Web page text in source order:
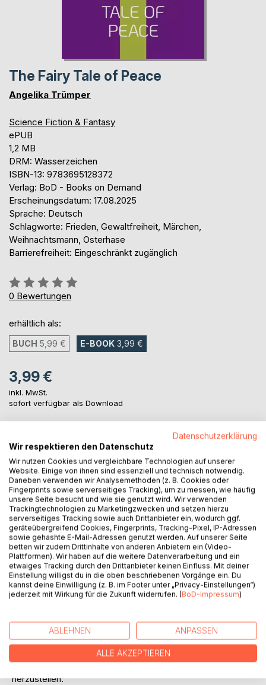
The Fairy Tale of Peace
Angelika Trümper
Science Fiction & Fantasy
ePUB
1,2 MB
DRM: Wasserzeichen
ISBN-13: 9783695128372
Verlag: BoD - Books on Demand
Erscheinungsdatum: 17.08.2025
Sprache: Deutsch
Schlagworte: Frieden, Gewaltfreiheit, Märchen,
Weihnachtsmann, Osterhase
Barrierefreiheit: Eingeschränkt zugänglich
Bewertung::
0%
0 Bewertungen
erhältlich als:
BUCH 5,99 € E-BOOK 3,99 €
3,99 €
inkl. MwSt.
sofort verfügbar als Download
IN DEN WARENKORB
Auf die Merkliste
Titel bewerten
BESCHREIBUNG
Pflänzchen. Menschen bemühen sich verzweifelt, aber
vergeblich ihn aufrecht zu ehalten. Also beschließt der
Weihnachtsmann zusammen mit einigen anderen
Märchenfiguren ihnen zu helfen, den Frieden wieder
herzustellen.
Datenschutzerklärung
Wir respektieren den Datenschutz
Wir nutzen Cookies und vergleichbare Technologien auf unserer
Website. Einige von ihnen sind essenziell und technisch notwendig.
Daneben verwenden wir Analysemethoden (z. B. Cookies oder
Fingerprints sowie serverseitiges Tracking), um zu messen, wie häufig
unsere Seite besucht und wie sie genutzt wird. Wir verwenden
Trackingtechnologien zu Marketingzwecken und setzen hierzu
serverseitiges Tracking sowie auch Drittanbieter ein, wodurch ggf.
geräteübergreifend Cookies, Fingerprints, Tracking-Pixel, IP-Adressen
sowie gehashte E-Mail-Adressen genutzt werden. Auf unserer Seite
betten wir zudem Drittinhalte von anderen Anbietern ein (Video-
Plattformen). Wir haben auf die weitere Datenverarbeitung und ein
etwaiges Tracking durch den Drittanbieter keinen Einfluss. Mit deiner
Einstellung willigst du in die oben beschriebenen Vorgänge ein. Du
kannst deine Einwilligung (z. B. im Footer unter „Privacy-Einstellungen“)
jederzeit mit Wirkung für die Zukunft widerrufen. (BoD-Impressum)
ABLEHNEN ANPASSEN
ALLE AKZEPTIEREN